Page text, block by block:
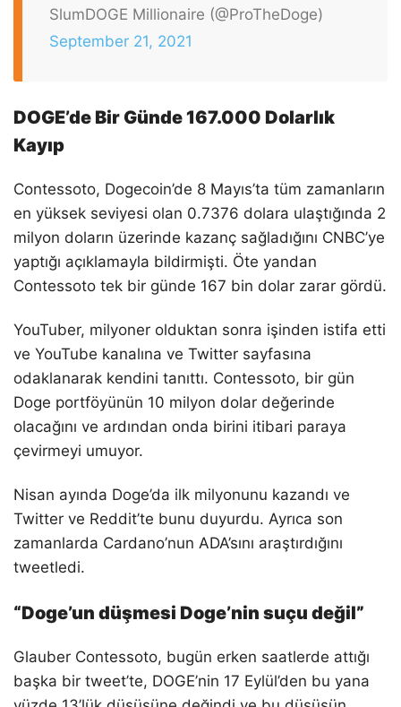
SlumDOGE Millionaire (@ProTheDoge)
September 21, 2021
DOGE’de Bir Günde 167.000 Dolarlık
Kayıp
Contessoto, Dogecoin’de 8 Mayıs’ta tüm zamanların
en yüksek seviyesi olan 0.7376 dolara ulaştığında 2
milyon doların üzerinde kazanç sağladığını CNBC’ye
yaptığı açıklamayla bildirmişti. Öte yandan
Contessoto tek bir günde 167 bin dolar zarar gördü.
YouTuber, milyoner olduktan sonra işinden istifa etti
ve YouTube kanalına ve Twitter sayfasına
odaklanarak kendini tanıttı. Contessoto, bir gün
Doge portföyünün 10 milyon dolar değerinde
olacağını ve ardından onda birini itibari paraya
çevirmeyi umuyor.
Nisan ayında Doge’da ilk milyonunu kazandı ve
Twitter ve Reddit’te bunu duyurdu. Ayrıca son
zamanlarda Cardano’nun ADA’sını araştırdığını
tweetledi.
“Doge’un düşmesi Doge’nin suçu değil”
Glauber Contessoto, bugün erken saatlerde attığı
başka bir tweet’te, DOGE’nin 17 Eylül’den bu yana